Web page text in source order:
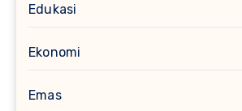
Edukasi
Ekonomi
Emas